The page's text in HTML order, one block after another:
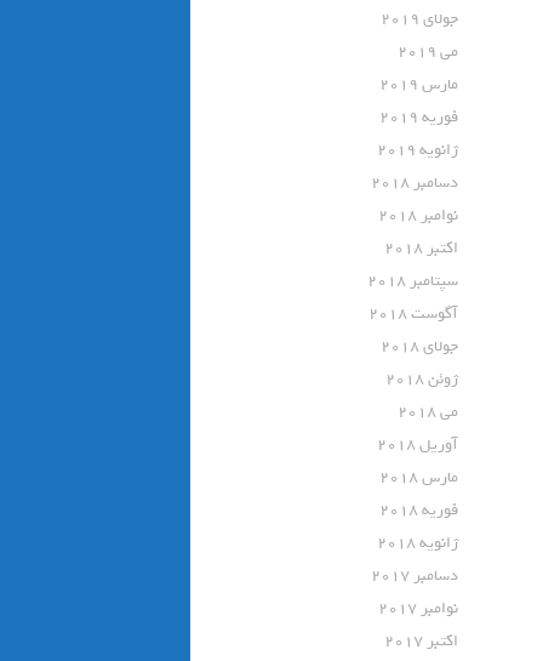
جولای 2019
می 2019
مارس 2019
فوریه 2019
ژانویه 2019
دسامبر 2018
نوامبر 2018
اکتبر 2018
سپتامبر 2018
آگوست 2018
جولای 2018
ژوئن 2018
می 2018
آوریل 2018
مارس 2018
فوریه 2018
ژانویه 2018
دسامبر 2017
نوامبر 2017
اکتبر 2017